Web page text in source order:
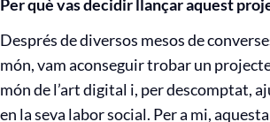
Per què vas decidir llançar aquest
Després de diversos mesos de
món, vam aconseguir trobar un
món de l’art digital i, per descomptat,
en la seva labor social. Per a mi,